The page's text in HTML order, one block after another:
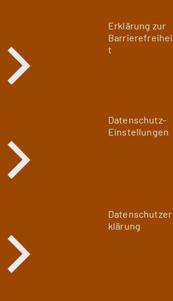
Erklärung zur
Barrierefreihei
t
Datenschutz-
Einstellungen
Datenschutzer
klärung